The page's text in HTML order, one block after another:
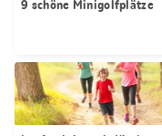
9 schöne Minigolfplätze